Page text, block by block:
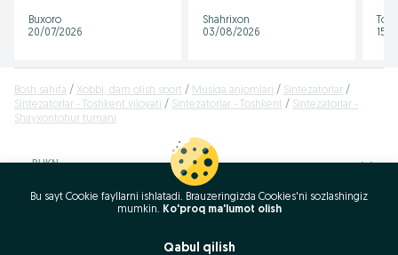
Buxoro
20/07/2026
Shahrixon
03/08/2026
15/
Bosh sahifa Xobbi, dam olish sport Musiqa anjomlari
Sintezatorlar
Sintezatorlar - Toshkent viloyati
Sintezatorlar - Toshkent
Sintezatorlar -
Shayxontohur tumani
RUKN
Bu sayt Cookie fayllarni ishlatadi. Brauzeringizda Cookies'ni sozlashingiz
mumkin. Ko'proq ma'lumot olish
Qabul qilish